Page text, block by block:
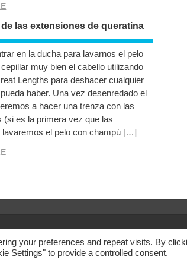
las extensiones de queratina
en la ducha para lavarnos el pelo
muy bien el cabello utilizando
Lengths para deshacer cualquier
haber. Una vez desenredado el
a hacer una trenza con las
(si es la primera vez que las
lavaremos el pelo con champú […]
your preferences and repeat visits. By
Settings" to provide a controlled consent.